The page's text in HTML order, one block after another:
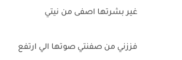
غير بشرتها اصفى من نيتي
فززني من صفنتي صوتها الي ارتفع